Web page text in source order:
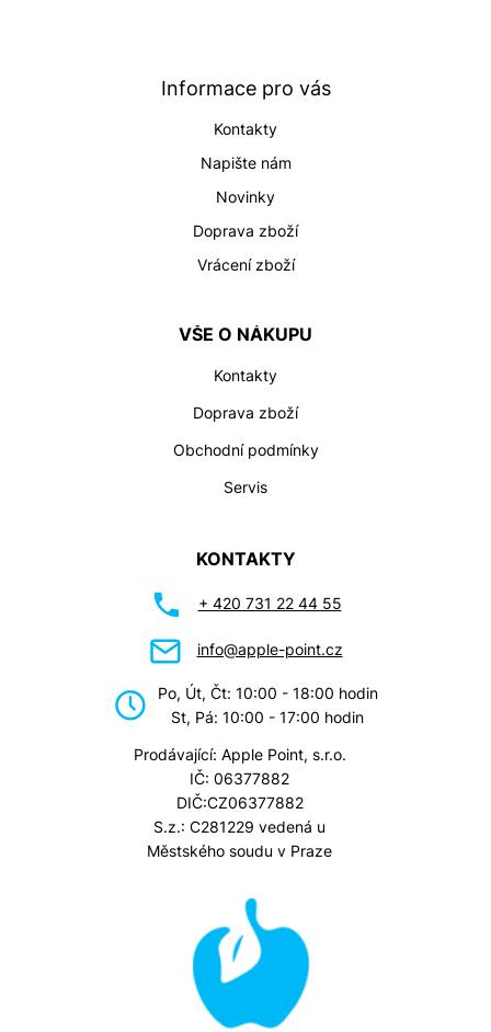
Informace pro vás
Kontakty
Napište nám
Novinky
Doprava zboží
Vrácení zboží
VŠE O NÁKUPU
Kontakty
Doprava zboží
Obchodní podmínky
Servis
KONTAKTY
+ 420 731 22 44 55
info@apple-point.cz
Po, Út, Čt: 10:00 - 18:00 hodin
St, Pá: 10:00 - 17:00 hodin
Prodávající: Apple Point, s.r.o.
IČ: 06377882
DIČ:CZ06377882
S.z.: C281229 vedená u
Městského soudu v Praze